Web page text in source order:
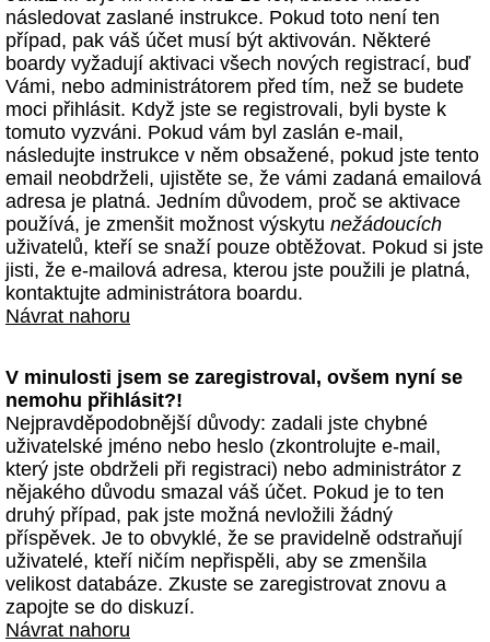
následovat zaslané instrukce. Pokud toto není ten
případ, pak váš účet musí být aktivován. Některé
boardy vyžadují aktivaci všech nových registrací, buď
Vámi, nebo administrátorem před tím, než se budete
moci přihlásit. Když jste se registrovali, byli byste k
tomuto vyzváni. Pokud vám byl zaslán e-mail,
následujte instrukce v něm obsažené, pokud jste tento
email neobdrželi, ujistěte se, že vámi zadaná emailová
adresa je platná. Jedním důvodem, proč se aktivace
používá, je zmenšit možnost výskytu nežádoucích
uživatelů, kteří se snaží pouze obtěžovat. Pokud si jste
jisti, že e-mailová adresa, kterou jste použili je platná,
kontaktujte administrátora boardu.
Návrat nahoru
V minulosti jsem se zaregistroval, ovšem nyní se
nemohu přihlásit?!
Nejpravděpodobnější důvody: zadali jste chybné
uživatelské jméno nebo heslo (zkontrolujte e-mail,
který jste obdrželi při registraci) nebo administrátor z
nějakého důvodu smazal váš účet. Pokud je to ten
druhý případ, pak jste možná nevložili žádný
příspěvek. Je to obvyklé, že se pravidelně odstraňují
uživatelé, kteří ničím nepřispěli, aby se zmenšila
velikost databáze. Zkuste se zaregistrovat znovu a
zapojte se do diskuzí.
Návrat nahoru